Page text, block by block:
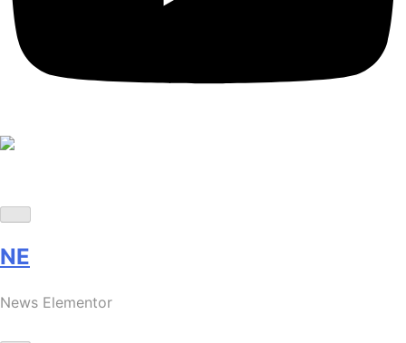
NE
News Elementor